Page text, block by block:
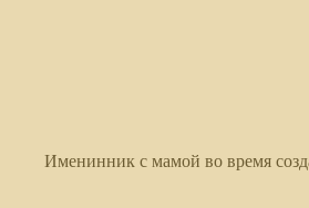
Именинник с мамой во время